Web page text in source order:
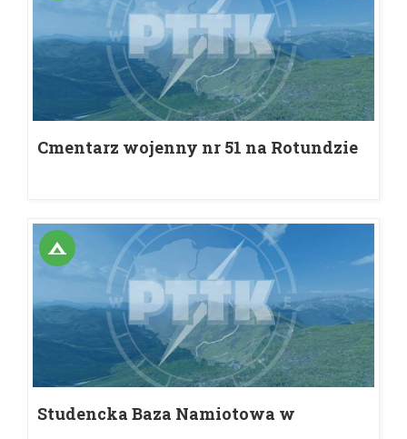
Cmentarz wojenny nr 51 na Rotundzie
Studencka Baza Namiotowa w